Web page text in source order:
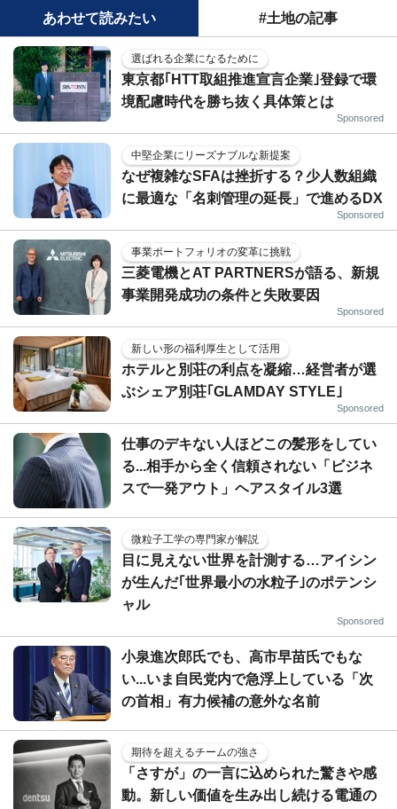
あわせて読みたい #土地の記事
選ばれる企業になるために
東京都｢HTT取組推進宣言企業｣登録で環
境配慮時代を勝ち抜く具体策とは
Sponsored
中堅企業にリーズナブルな新提案
なぜ複雑なSFAは挫折する？少人数組織
に最適な「名刺管理の延長」で進めるDX
Sponsored
事業ポートフォリオの変革に挑戦
三菱電機とAT PARTNERSが語る、新規
事業開発成功の条件と失敗要因
Sponsored
新しい形の福利厚生として活用
ホテルと別荘の利点を凝縮…経営者が選
ぶシェア別荘｢GLAMDAY STYLE｣
Sponsored
仕事のデキない人ほどこの髪形をしてい
る...相手から全く信頼されない「ビジネ
スで一発アウト」ヘアスタイル3選
微粒子工学の専門家が解説
目に見えない世界を計測する…アイシン
が生んだ｢世界最小の水粒子｣のポテンシ
ャル
Sponsored
小泉進次郎氏でも、高市早苗氏でもな
い...いま自民党内で急浮上している「次
の首相」有力候補の意外な名前
期待を超えるチームの強さ
「さすが」の一言に込められた驚きや感
動。新しい価値を生み出し続ける電通の